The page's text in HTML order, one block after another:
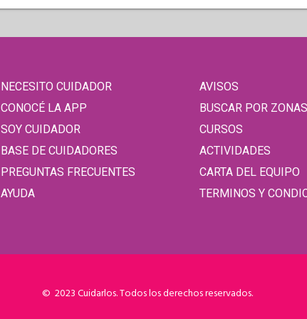
NECESITO CUIDADOR
CONOCÉ LA APP
SOY CUIDADOR
BASE DE CUIDADORES
PREGUNTAS FRECUENTES
AYUDA
AVISOS
BUSCAR POR ZONAS
CURSOS
ACTIVIDADES
CARTA DEL EQUIPO
TERMINOS Y
© 2023 Cuidarlos. Todos los derechos reservados.